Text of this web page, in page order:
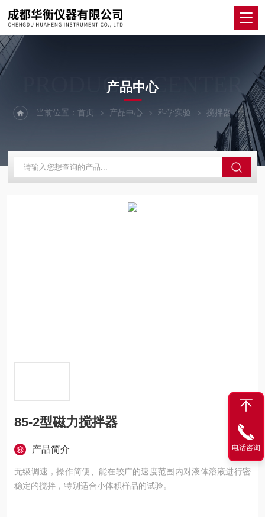
PRODUCTS CENTER
产品中心
当前位置：首页 产品中心 科学实验 搅拌器 85-
85-2型磁力搅拌器
产品简介
无级调速，操作简便、能在较广的速度范围内对液体溶液进行密
稳定的搅拌，特别适合小体积样品的试验。
电话咨询